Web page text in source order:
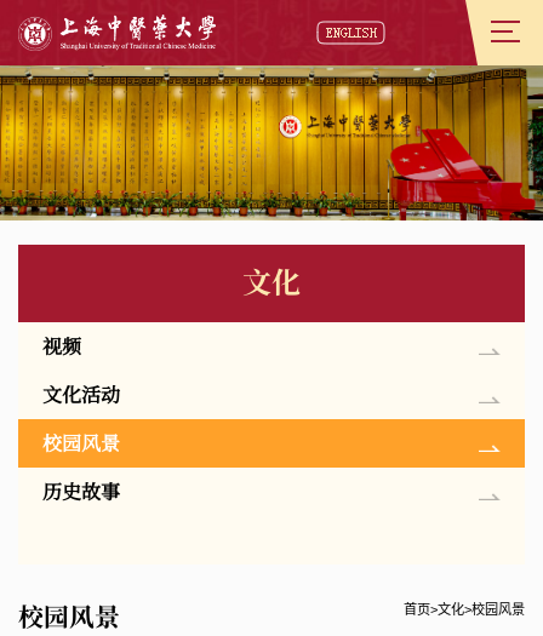
文化
视频
文化活动
校园风景
历史故事
校园风景 首页>文化>校园风景